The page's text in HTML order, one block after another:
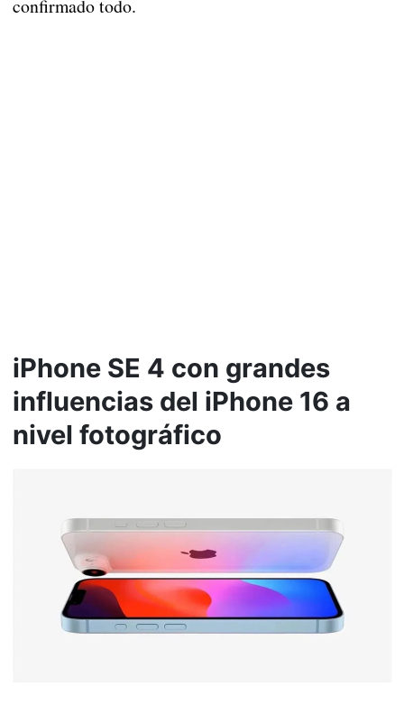
confirmado todo.
iPhone SE 4 con grandes
influencias del iPhone 16 a
nivel fotográfico